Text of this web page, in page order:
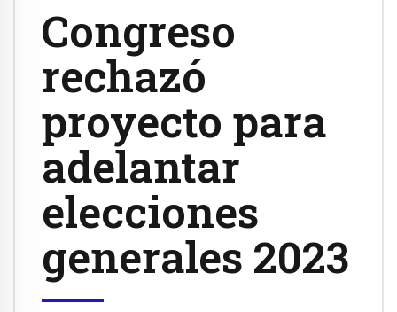
Congreso
rechazó
proyecto para
adelantar
elecciones
generales 2023